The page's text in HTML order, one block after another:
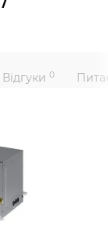
Відгуки 0